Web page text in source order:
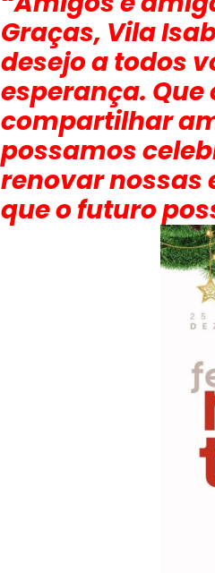
Graças, Vila
desejo a todos
esperança.
compartilhar
possamos
renovar nossas
que o futuro